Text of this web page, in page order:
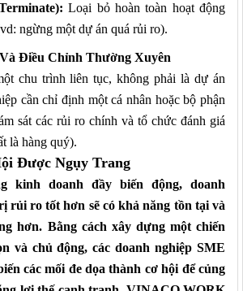
Loại bỏ hoàn toàn hoạt động
ngừng một dự án quá rủi ro).
Điều Chỉnh Thường Xuyên
chu trình liên tục, không phải là dự án
cần chỉ định một cá nhân hoặc bộ phận
sát các rủi ro chính và tổ chức đánh giá
là hàng quý).
Được Ngụy Trang
kinh doanh đầy biến động, doanh
rủi ro tốt hơn sẽ có khả năng tồn tại và
hơn. Bằng cách xây dựng một chiến
và chủ động, các doanh nghiệpSME
các mối đe dọa thành cơ hội để củng